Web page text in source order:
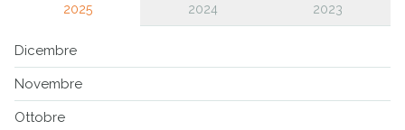
2025 2024 2023
Dicembre
Novembre
Ottobre